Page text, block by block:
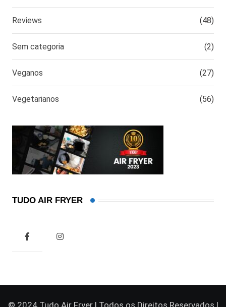
Reviews (48)
Sem categoria (2)
Veganos (27)
Vegetarianos (56)
TUDO AIR FRYER